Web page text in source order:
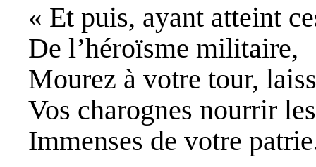
« Et puis, ayant atteint
De l’héroïsme militaire,
Mourez à votre tour,
Vos charognes nourrir
Immenses de votre